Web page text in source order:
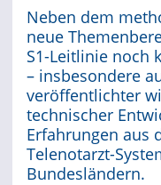
Neben dem
neue
S1-Leitlinie noch
– insbesondere
veröffentlichter
technischer
Erfahrungen aus
Telenotarzt-
Bundesländern.